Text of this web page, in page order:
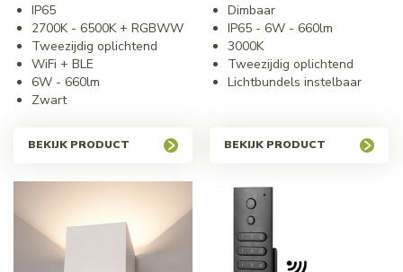
IP65
2700K - 6500K + RGBWW
Tweezijdig oplichtend
WiFi + BLE
6W - 660lm
Zwart
BEKIJK PRODUCT
Dimbaar
IP65 - 6W - 660lm
3000K
Tweezijdig oplichtend
Lichtbundels instelbaar
BEKIJK PRODUCT